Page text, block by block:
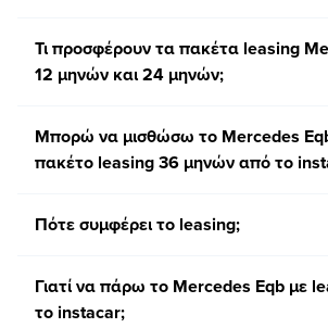
Τι προσφέρουν τα πακέτα leasing
12 μηνών και 24 μηνών;
Μπορώ να μισθώσω το Mercedes
πακέτο leasing 36 μηνών από το
Πότε συμφέρει το leasing;
Γιατί να πάρω το Mercedes Eqb με
το instacar;